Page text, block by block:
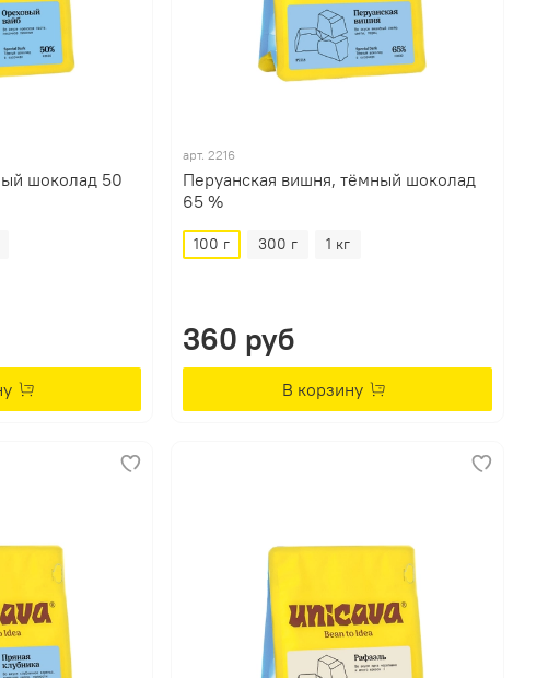
шоколад 50
арт. 2216
Перуанская вишня, тёмный шоколад
65 %
100 г 300 г 1 кг
360 руб
В корзину